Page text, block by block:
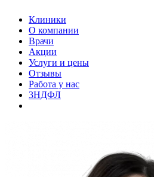
Клиники
О компании
Врачи
Акции
Услуги и цены
Отзывы
Работа у нас
3НДФЛ